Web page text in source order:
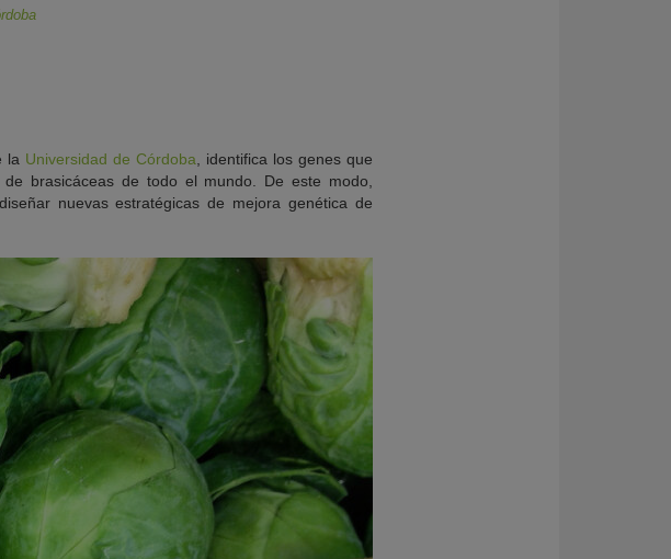
la Universidad de Córdoba , identifica los genes que
brasicáceas de todo el mundo. De este modo,
nuevas estratégicas de mejora genética de